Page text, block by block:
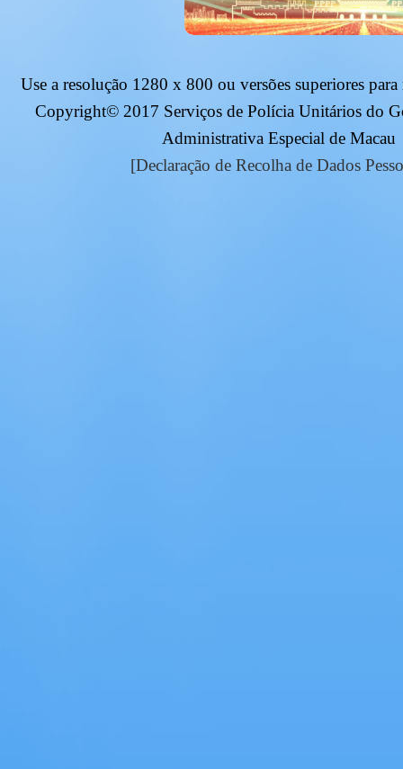
Use a resolução 1280 x 800 ou versões superiores
Copyright© 2017 Serviços de Polícia Unitários do
Administrativa Especial de Macau
[Declaração de Recolha de Dados